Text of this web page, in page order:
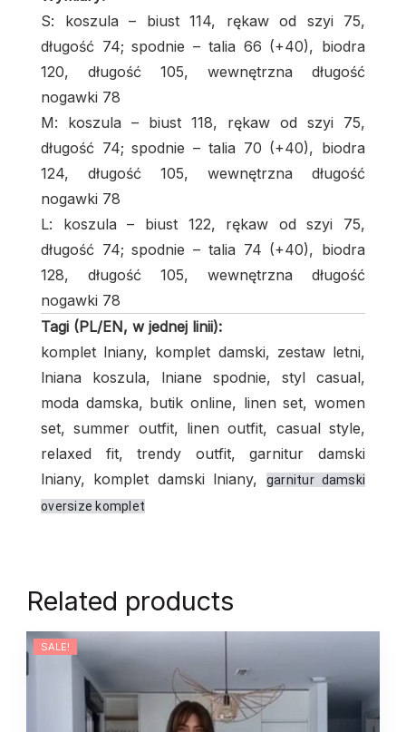
S: koszula – biust 114, rękaw od szyi 75,
długość 74; spodnie – talia 66 (+40), biodra
120, długość 105, wewnętrzna długość
nogawki 78
M: koszula – biust 118, rękaw od szyi 75,
długość 74; spodnie – talia 70 (+40), biodra
124, długość 105, wewnętrzna długość
nogawki 78
L: koszula – biust 122, rękaw od szyi 75,
długość 74; spodnie – talia 74 (+40), biodra
128, długość 105, wewnętrzna długość
nogawki 78
Tagi (PL/EN, w jednej linii):
komplet lniany, komplet damski, zestaw letni,
lniana koszula, lniane spodnie, styl casual,
moda damska, butik online, linen set, women
set, summer outfit, linen outfit, casual style,
relaxed fit, trendy outfit, garnitur damski
lniany, komplet damski lniany,
garnitur damski
oversize komplet
Related products
SALE!